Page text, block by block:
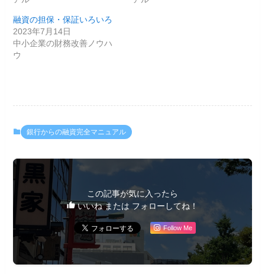
融資の担保・保証いろいろ
2023年7月14日
中小企業の財務改善ノウハ
ウ
銀行からの融資完全マニュアル
この記事が気に入ったら
いいね または フォローしてね！
Follow Me